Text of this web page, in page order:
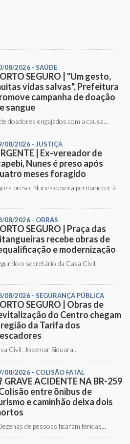
08/2026 - SAÚDE
SEGURO | "Um gesto,
vidas salvas", Prefeitura
campanha de doação
sangue
doadores engajados com a causa...
08/2026 - JUSTIÇA
| Ex-vereador de
Nunes é preso após
meses foragido
preso, Nunes deverá permanecer à
08/2026 - OBRAS
SEGURO | Praça das
recebe obras de
e modernização
o secretário da Casa Civil,
08/2026 - SEGURANÇA PÚBLICA
SEGURO | Obras de
do Centro chegam
região da Tarifa dos
Civil, Josemar Siquara...
08/2026 - COLISÃO FATAL
GRAVE ACIDENTE NA BR-259
Colisão entre õnibus de
e caminhão deixa dois
de pessoas ficaram feridas...